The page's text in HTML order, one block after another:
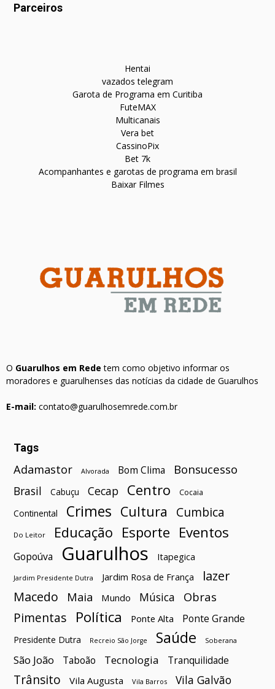
Parceiros
Hentai
vazados telegram
Garota de Programa em Curitiba
FuteMAX
Multicanais
Vera bet
CassinoPix
Bet 7k
Acompanhantes e garotas de programa em brasil
Baixar Filmes
O Guarulhos em Rede tem como objetivo informar os
moradores e guarulhenses das notícias da cidade de Guarulhos
E-mail: contato@guarulhosemrede.com.br
Tags
Adamastor Alvorada Bom Clima Bonsucesso
Brasil Cabuçu Cecap Centro Cocaia
Continental Crimes Cultura Cumbica
Do Leitor Educação Esporte Eventos
Gopoúva Guarulhos Itapegica
Jardim Presidente Dutra Jardim Rosa de França
lazer
Macedo
Maia Mundo Música Obras
Pimentas Política Ponte Alta Ponte Grande
Presidente Dutra Recreio São Jorge Saúde Soberana
São João Taboão Tecnologia Tranquilidade
Trânsito Vila Augusta Vila Barros Vila Galvão